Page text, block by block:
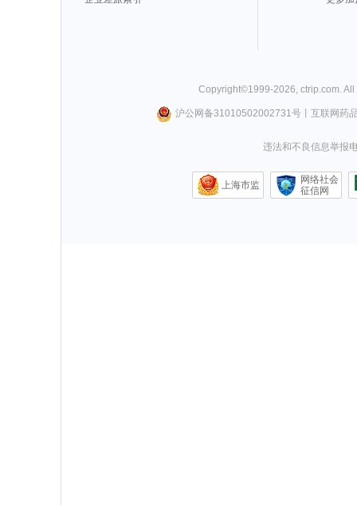
Copyright©1999-2026, ctrip.com.
沪公网备31010502002731号丨 互联网药
违法和不良信息举报
上海市监
网络社会
征信网